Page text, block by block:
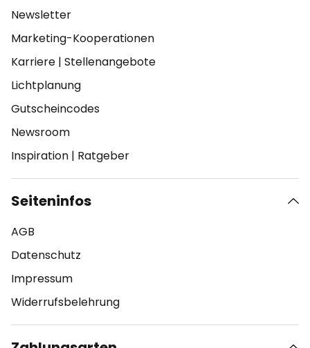
Newsletter
Marketing-Kooperationen
Karriere | Stellenangebote
Lichtplanung
Gutscheincodes
Newsroom
Inspiration | Ratgeber
Seiteninfos
AGB
Datenschutz
Impressum
Widerrufsbelehrung